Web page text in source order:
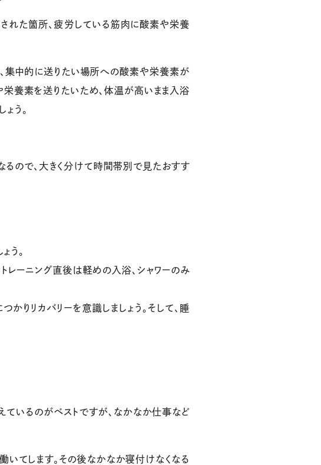
された箇所、疲労している筋肉に酸素や栄養
、集中的に送りたい場所への酸素や栄養素が
養素を送りたいため、体温が高いまま入浴
う。
るので、大きく分けて時間帯別で見たおすす
う。
レーニング直後は軽めの入浴、シャワーのみ
りリカバリーを意識しましょう。そして、睡
いるのがベストですが、なかなか仕事など
てします。その後なかなか寝付けなくなる